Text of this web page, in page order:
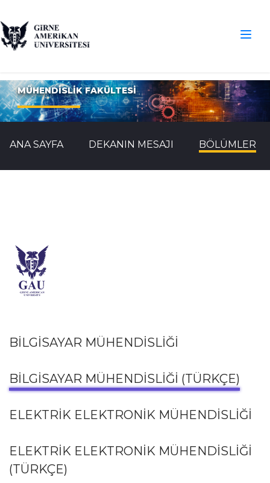
MÜHENDİSLİK FAKÜLTESİ
ANA SAYFA DEKANIN MESAJI BÖLÜMLER
BİLGİSAYAR MÜHENDİSLİĞİ
BİLGİSAYAR MÜHENDİSLİĞİ (TÜRKÇE)
ELEKTRİK ELEKTRONİK MÜHENDİSLİĞİ
ELEKTRİK ELEKTRONİK MÜHENDİSLİĞİ
(TÜRKÇE)